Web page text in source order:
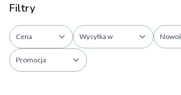
Filtry
Cena Wysyłka w
Promocja